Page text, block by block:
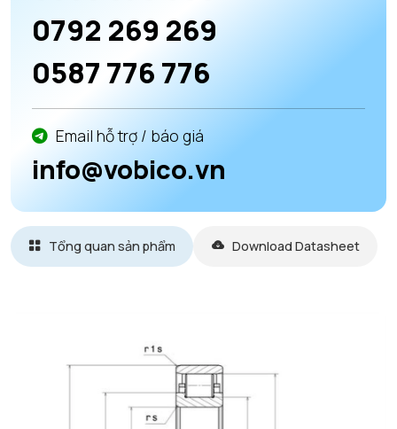
0792 269 269
0587 776 776
Email hỗ trợ / báo giá
info@vobico.vn
Tổng quan sản phẩm Download Datasheet